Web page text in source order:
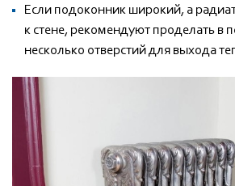
Если подоконник широкий, а
к стене, рекомендуют проделать в
несколько отверстий для выхода